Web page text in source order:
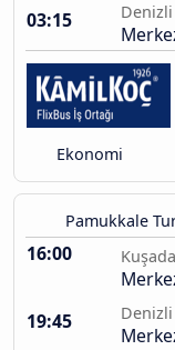
03:15
Denizli
Ekonomi
Pamukkale
16:00
19:45
Denizli